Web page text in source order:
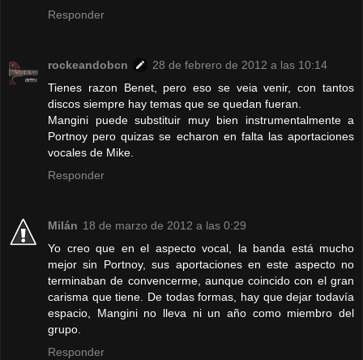
Responder
rockeandobcn
28 de febrero de 2012 a las 10:14
Tienes razon Benet, pero eso se veia venir, con tantos
discos siempre hay temas que se quedan fueran.
Mangini puede substituir muy bien instrumentalmente a
Portnoy pero quizas se echaron en falta las aportaciones
vocales de Mike.
Responder
Milán 18 de marzo de 2012 a las 0:29
Yo creo que en el aspecto vocal, la banda está mucho
mejor sin Portnoy, sus aportaciones en este aspecto no
terminaban de convencerme, aunque coincido con el gran
carisma que tiene. De todas formas, hay que dejar todavía
espacio, Mangini no lleva ni un año como miembro del
grupo.
Responder